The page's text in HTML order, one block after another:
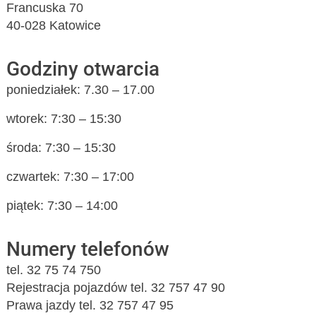
Francuska 70
40-028 Katowice
Godziny otwarcia
poniedziałek: 7.30 – 17.00
wtorek: 7:30 – 15:30
środa: 7:30 – 15:30
czwartek: 7:30 – 17:00
piątek: 7:30 – 14:00
Numery telefonów
tel. 32 75 74 750
Rejestracja pojazdów tel. 32 757 47 90
Prawa jazdy tel. 32 757 47 95